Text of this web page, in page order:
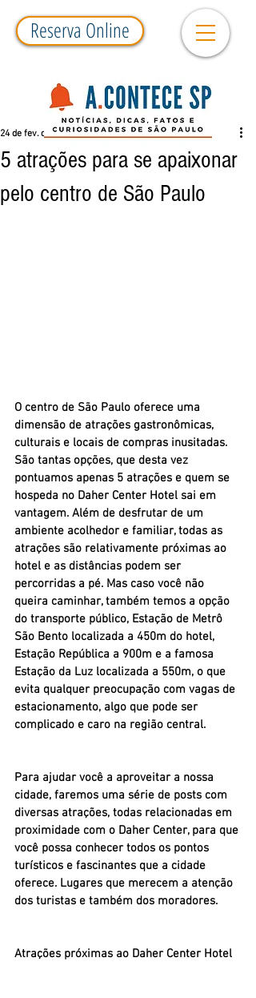
Reserva Online
5 atrações para se apaixonar
pelo centro de São Paulo
24 de fev. de 2018 4 min de leitura
O centro de São Paulo oferece uma
dimensão de atrações gastronômicas,
culturais e locais de compras inusitadas.
São tantas opções, que desta vez
pontuamos apenas 5 atrações e quem se
hospeda no Daher Center Hotel sai em
vantagem. Além de desfrutar de um
ambiente acolhedor e familiar, todas as
atrações são relativamente próximas ao
hotel e as distâncias podem ser
percorridas a pé. Mas caso você não
queira caminhar, também temos a opção
do transporte público, Estação de Metrô
São Bento localizada a 450m do hotel,
Estação República a 900m e a famosa
Estação da Luz localizada a 550m, o que
evita qualquer preocupação com vagas de
estacionamento, algo que pode ser
complicado e caro na região central.
Para ajudar você a aproveitar a nossa
cidade, faremos uma série de posts com
diversas atrações, todas relacionadas em
proximidade com o Daher Center, para que
você possa conhecer todos os pontos
turísticos e fascinantes que a cidade
oferece. Lugares que merecem a atenção
dos turistas e também dos moradores.
Atrações próximas ao Daher Center Hotel